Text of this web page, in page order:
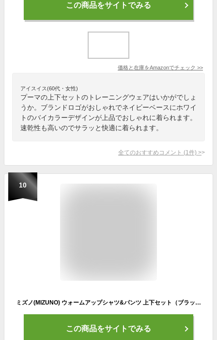
この商品をサイトでみる
価格と在庫をAmazonでチェック >>
アイスイス(60代・女性)
プーマの上下セットのトレーニングウェアはいかがでしょ
うか。ブランドロゴがおしゃれでネイビーベースにホワイ
トのバイカラーデザインが上品でおしゃれに着られます。
速乾性も高いのでサラッと快適に着られます。
全てのおすすめコメント (1 件) >
10
ミズノ(MIZUNO) ウォームアップシャツ&パンツ 上下セット（ブラック） P2MC7080-09-P2MD7080-09 XL
この商品をサイトでみる